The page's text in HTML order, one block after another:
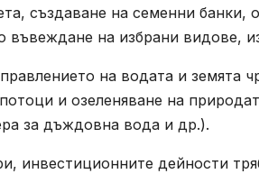
създаване на семенни банки,
въвеждане на избрани видове,
на водата и земята
и озеленяване на
за дъждовна вода и др.).
инвестиционните дейности